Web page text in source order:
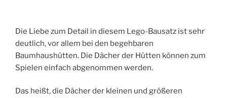
Die Liebe zum Detail in diesem Lego-Bausatz ist sehr
deutlich, vor allem bei den begehbaren
Baumhaushütten. Die Dächer der Hütten können zum
Spielen einfach abgenommen werden.
Das heißt, die Dächer der kleinen und größeren